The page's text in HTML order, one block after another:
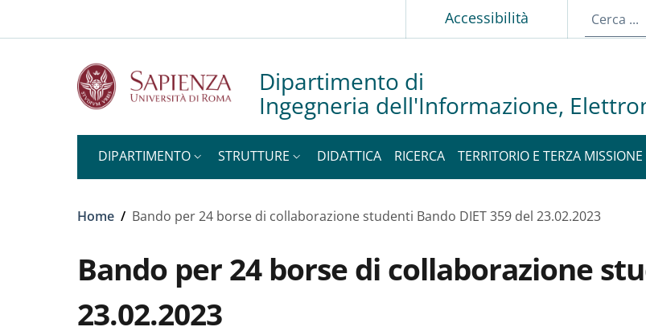
Accessibilità
Dipartimento di
Ingegneria dell'Informazione,
DIPARTIMENTO STRUTTURE DIDATTICA RICERCA TERRITORIO E TERZA MISSIONE
Briciole di pane
Home / Bando per 24 borse di collaborazione studenti Bando DIET 359 del 23.02.2023
Bando per 24 borse di collaborazione
23.02.2023